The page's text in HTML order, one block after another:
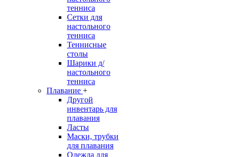
тенниса
Сетки для
настольного
тенниса
Теннисные
столы
Шарики д/
настольного
тенниса
Плавание +
Другой
инвентарь для
плавания
Ласты
Маски, трубки
для плавания
Одежда для